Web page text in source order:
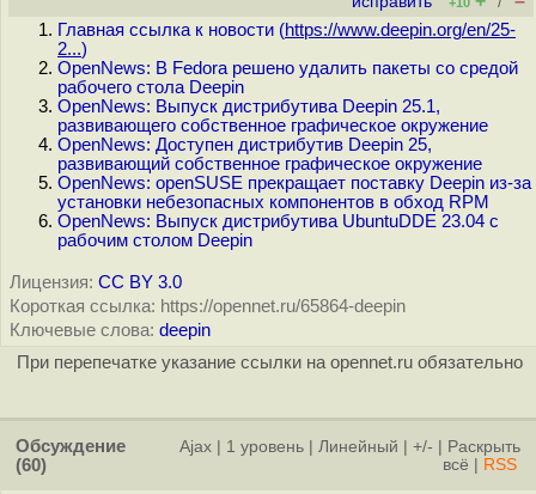
Главная ссылка к новости (https://www.deepin.org/en/25-
2...)
OpenNews: В Fedora решено удалить пакеты со средой
рабочего стола Deepin
OpenNews: Выпуск дистрибутива Deepin 25.1,
развивающего собственное графическое окружение
OpenNews: Доступен дистрибутив Deepin 25,
развивающий собственное графическое окружение
OpenNews: openSUSE прекращает поставку Deepin из-за
установки небезопасных компонентов в обход RPM
OpenNews: Выпуск дистрибутива UbuntuDDE 23.04 с
рабочим столом Deepin
Лицензия: CC BY 3.0
Короткая ссылка: https://opennet.ru/65864-deepin
Ключевые слова: deepin
При перепечатке указание ссылки на opennet.ru обязательно
Обсуждение
(60)
Ajax 1 уровень Линейный +/-
Раскрыть
всё
RSS